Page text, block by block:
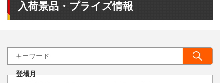
入荷景品・プライズ情報
登場月